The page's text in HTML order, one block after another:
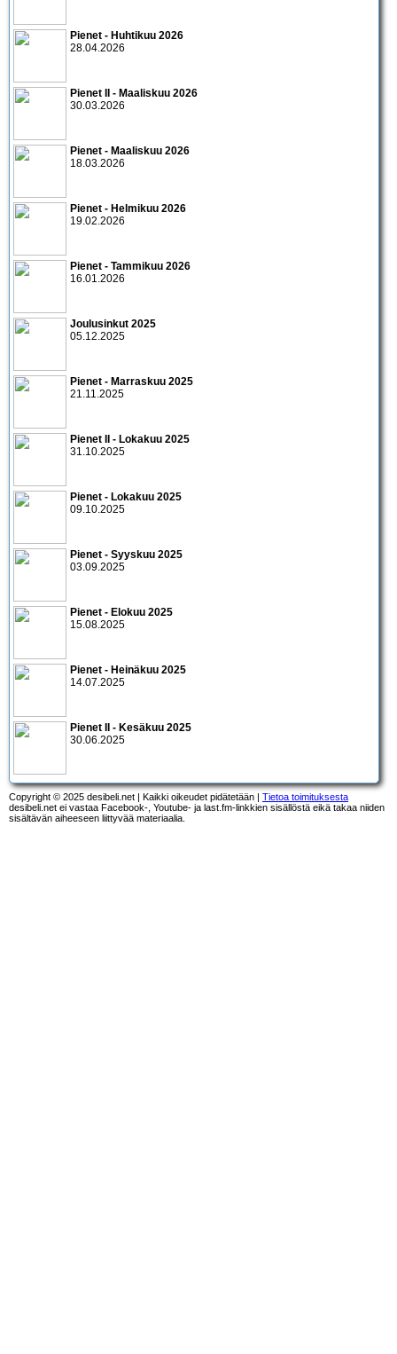
Pienet - Huhtikuu 2026
28.04.2026
Pienet II - Maaliskuu 2026
30.03.2026
Pienet - Maaliskuu 2026
18.03.2026
Pienet - Helmikuu 2026
19.02.2026
Pienet - Tammikuu 2026
16.01.2026
Joulusinkut 2025
05.12.2025
Pienet - Marraskuu 2025
21.11.2025
Pienet II - Lokakuu 2025
31.10.2025
Pienet - Lokakuu 2025
09.10.2025
Pienet - Syyskuu 2025
03.09.2025
Pienet - Elokuu 2025
15.08.2025
Pienet - Heinäkuu 2025
14.07.2025
Pienet II - Kesäkuu 2025
30.06.2025
Copyright © 2025 desibeli.net | Kaikki oikeudet pidätetään | Tietoa toimituksesta
desibeli.net ei vastaa Facebook-, Youtube- ja last.fm-linkkien sisällöstä eikä takaa niiden
sisältävän aiheeseen liittyvää materiaalia.